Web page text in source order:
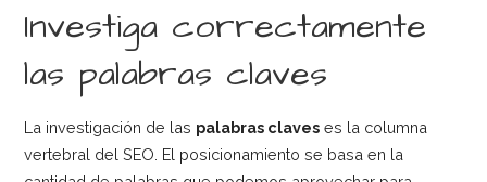
Investiga correctamente
las palabras claves
La investigación de las palabras claves es la columna
vertebral del SEO. El posicionamiento se basa en la